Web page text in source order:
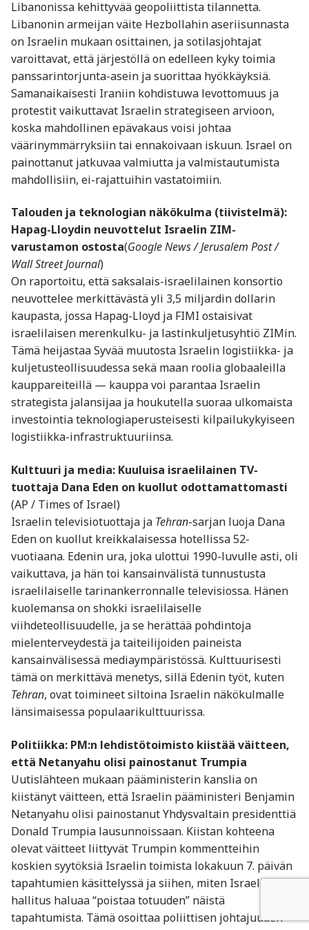
Libanonissa kehittyvää geopoliittista tilannetta.
Libanonin armeijan väite Hezbollahin aseriisunnasta
on Israelin mukaan osittainen, ja sotilasjohtajat
varoittavat, että järjestöllä on edelleen kyky toimia
panssarintorjunta-asein ja suorittaa hyökkäyksiä.
Samanaikaisesti Iraniin kohdistuwa levottomuus ja
protestit vaikuttavat Israelin strategiseen arvioon,
koska mahdollinen epävakaus voisi johtaa
väärinymmärryksiin tai ennakoivaan iskuun. Israel on
painottanut jatkuvaa valmiutta ja valmistautumista
mahdollisiin, ei-rajattuihin vastatoimiin.
Talouden ja teknologian näkökulma (tiivistelmä):
Hapag-Lloydin neuvottelut Israelin ZIM-
varustamon ostosta(Google News / Jerusalem Post /
Wall Street Journal)
On raportoitu, että saksalais-israelilainen konsortio
neuvottelee merkittävästä yli 3,5 miljardin dollarin
kaupasta, jossa Hapag-Lloyd ja FIMI ostaisivat
israelilaisen merenkulku- ja lastinkuljetusyhtiö ZIMin.
Tämä heijastaa Syvää muutosta Israelin logistiikka- ja
kuljetusteollisuudessa sekä maan roolia globaaleilla
kauppareiteillä — kauppa voi parantaa Israelin
strategista jalansijaa ja houkutella suoraa ulkomaista
investointia teknologiaperusteisesti kilpailukykyiseen
logistiikka-infrastruktuuriinsa.
Kulttuuri ja media: Kuuluisa israelilainen TV-
tuottaja Dana Eden on kuollut odottamattomasti
(AP / Times of Israel)
Israelin televisiotuottaja ja Tehran-sarjan luoja Dana
Eden on kuollut kreikkalaisessa hotellissa 52-
vuotiaana. Edenin ura, joka ulottui 1990-luvulle asti, oli
vaikuttava, ja hän toi kansainvälistä tunnustusta
israelilaiselle tarinankerronnalle televisiossa. Hänen
kuolemansa on shokki israelilaiselle
viihdeteollisuudelle, ja se herättää pohdintoja
mielenterveydestä ja taiteilijoiden paineista
kansainvälisessä mediaympäristössä. Kulttuurisesti
tämä on merkittävä menetys, sillä Edenin työt, kuten
Tehran, ovat toimineet siltoina Israelin näkökulmalle
länsimaisessa populaarikulttuurissa.
Politiikka: PM:n lehdistötoimisto kiistää väitteen,
että Netanyahu olisi painostanut Trumpia
Uutislähteen mukaan pääministerin kanslia on
kiistänyt väitteen, että Israelin pääministeri Benjamin
Netanyahu olisi painostanut Yhdysvaltain presidenttiä
Donald Trumpia lausunnoissaan. Kiistan kohteena
olevat väitteet liittyvät Trumpin kommentteihin
koskien syytöksiä Israelin toimista lokakuun 7. päivän
tapahtumien käsittelyssä ja siihen, miten Israelin
hallitus haluaa “poistaa totuuden” näistä
tapahtumista. Tämä osoittaa poliittisen johtajuuden